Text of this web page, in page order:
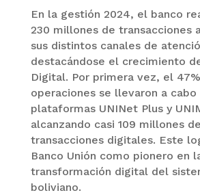
En la gestión 2024, el banco
230 millones de transacciones
sus distintos canales de
destacándose el crecimiento
Digital. Por primera vez, el
operaciones se llevaron a
plataformas UNINet Plus y
alcanzando casi 109 millones de
transacciones digitales. Este
Banco Unión como pionero en
transformación digital del
boliviano.